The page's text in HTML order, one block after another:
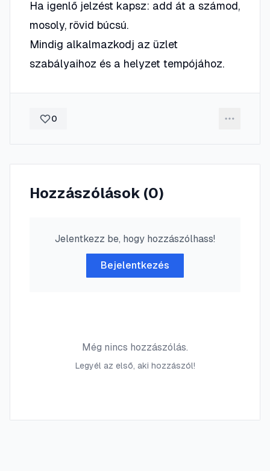
Ha igenlő jelzést kapsz: add át a számod,
mosoly, rövid búcsú.
Mindig alkalmazkodj az üzlet
szabályaihoz és a helyzet tempójához.
0
Hozzászólások (0)
Jelentkezz be, hogy hozzászólhass!
Bejelentkezés
Még nincs hozzászólás.
Legyél az első, aki hozzászól!